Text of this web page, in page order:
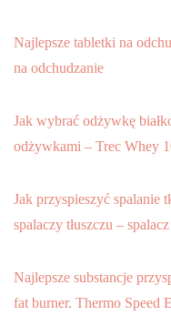
Najlepsze tabletki na
na odchudzanie
Jak wybrać odżywkę
odżywkami – Trec Whey
Jak przyspieszyć spalanie
spalaczy tłuszczu –
Najlepsze substancje
fat burner. Thermo Speed